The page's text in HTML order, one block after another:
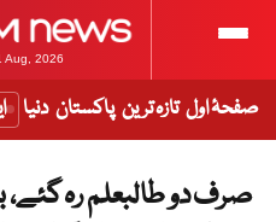
Aug, 2026
صفحۂ اول تازہ ترین پاکستان دنیا
صرف دو طالبعلم رہ